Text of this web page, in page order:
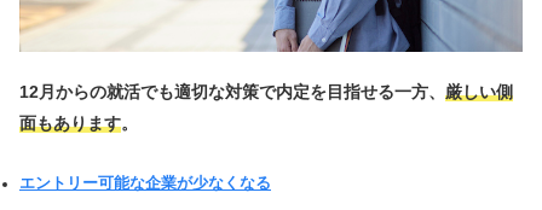
12月からの就活でも適切な対策で内定を目指せる一方、 厳しい側
面もあります。
エントリー可能な企業が少なくなる